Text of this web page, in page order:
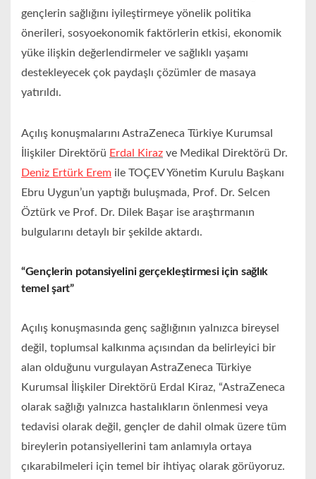
gençlerin sağlığını iyileştirmeye yönelik politika
önerileri, sosyoekonomik faktörlerin etkisi, ekonomik
yüke ilişkin değerlendirmeler ve sağlıklı yaşamı
destekleyecek çok paydaşlı çözümler de masaya
yatırıldı.
Açılış konuşmalarını AstraZeneca Türkiye Kurumsal
İlişkiler Direktörü Erdal Kiraz ve Medikal Direktörü Dr.
Deniz Ertürk Erem ile TOÇEV Yönetim Kurulu Başkanı
Ebru Uygun’un yaptığı buluşmada, Prof. Dr. Selcen
Öztürk ve Prof. Dr. Dilek Başar ise araştırmanın
bulgularını detaylı bir şekilde aktardı.
“Gençlerin potansiyelini gerçekleştirmesi için sağlık
temel şart”
Açılış konuşmasında genç sağlığının yalnızca bireysel
değil, toplumsal kalkınma açısından da belirleyici bir
alan olduğunu vurgulayan AstraZeneca Türkiye
Kurumsal İlişkiler Direktörü Erdal Kiraz, “AstraZeneca
olarak sağlığı yalnızca hastalıkların önlenmesi veya
tedavisi olarak değil, gençler de dahil olmak üzere tüm
bireylerin potansiyellerini tam anlamıyla ortaya
çıkarabilmeleri için temel bir ihtiyaç olarak görüyoruz.